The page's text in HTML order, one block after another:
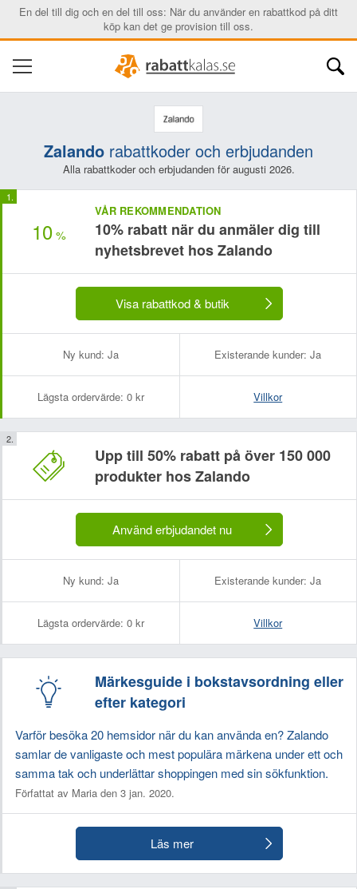
En del till dig och en del till oss: När du använder en rabattkod på ditt
köp kan det ge provision till oss.
Zalando rabattkoder och erbjudanden
Alla rabattkoder och erbjudanden för augusti 2026.
10 %
VÅR REKOMMENDATION
10% rabatt när du anmäler dig till
nyhetsbrevet hos Zalando
Visa rabattkod & butik
Ny kund: Ja Existerande kunder: Ja
Lägsta ordervärde: 0 kr Villkor
Upp till 50% rabatt på över 150 000
produkter hos Zalando
Använd erbjudandet nu
Ny kund: Ja Existerande kunder: Ja
Lägsta ordervärde: 0 kr Villkor
Märkesguide i bokstavsordning eller
efter kategori
Varför besöka 20 hemsidor när du kan använda en? Zalando
samlar de vanligaste och mest populära märkena under ett och
samma tak och underlättar shoppingen med sin sökfunktion.
Författat av Maria den 3 jan. 2020.
Läs mer